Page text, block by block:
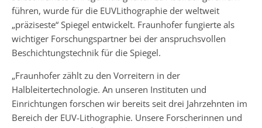
führen, wurde für die EUVLithographie der weltweit
„präziseste“ Spiegel entwickelt. Fraunhofer fungierte als
wichtiger Forschungspartner bei der anspruchsvollen
Beschichtungstechnik für die Spiegel.
„Fraunhofer zählt zu den Vorreitern in der
Halbleitertechnologie. An unseren Instituten und
Einrichtungen forschen wir bereits seit drei Jahrzehnten im
Bereich der EUV-Lithographie. Unsere Forscherinnen und